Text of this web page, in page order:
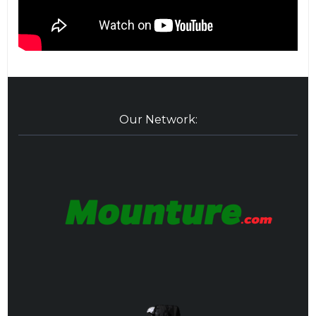
Our Network: